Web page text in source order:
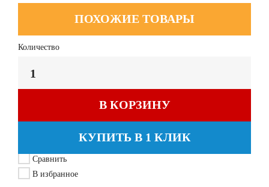
ПОХОЖИЕ ТОВАРЫ
Количество
В КОРЗИНУ
КУПИТЬ В 1 КЛИК
Сравнить
В избранное